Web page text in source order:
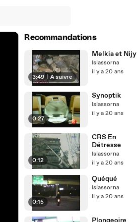
Recommandations
3:49 À suivre
Melkia et Nijy
Islassorna
il y a 20 ans
0:27
Synoptik
Islassorna
il y a 20 ans
0:12
CRS En
Détresse
Islassorna
il y a 20 ans
0:15
Quéqué
Islassorna
il y a 20 ans